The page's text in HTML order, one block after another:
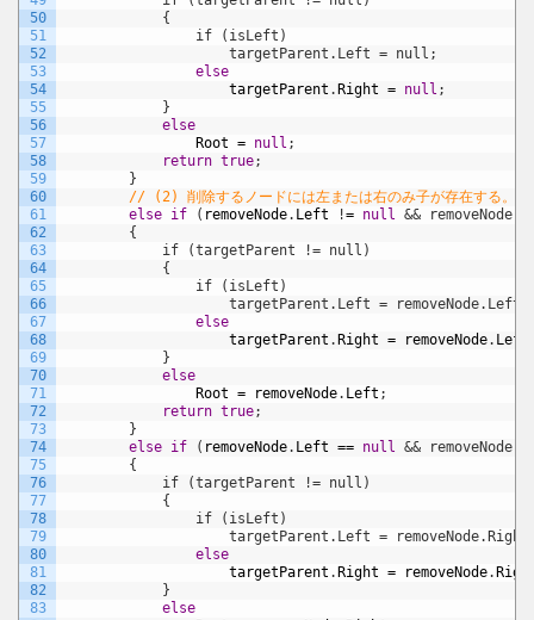
50
51
52
53
54
55
56
57
58
59
60
61
62
63
64
65
66
67
68
69
70
71
72
73
74
75
76
77
78
79
80
81
82
83
{
if (isLeft)
targetParent.Left = null;
else
targetParent . Right = null ;
}
else
Root = null ;
return true;
}
// (2) 削除するノードには左または右のみ子が存在する。
else if ( removeNode. Left != null &&
{
if (targetParent != null)
{
if (isLeft)
targetParent.Left = removeNode.Left;
else
targetParent . Right = removeNode. Left
}
else
Root = removeNode. Left ;
return true;
}
else if ( removeNode. Left == null &&
{
if (targetParent != null)
{
if (isLeft)
targetParent.Left =
else
targetParent . Right = removeNode.
}
else